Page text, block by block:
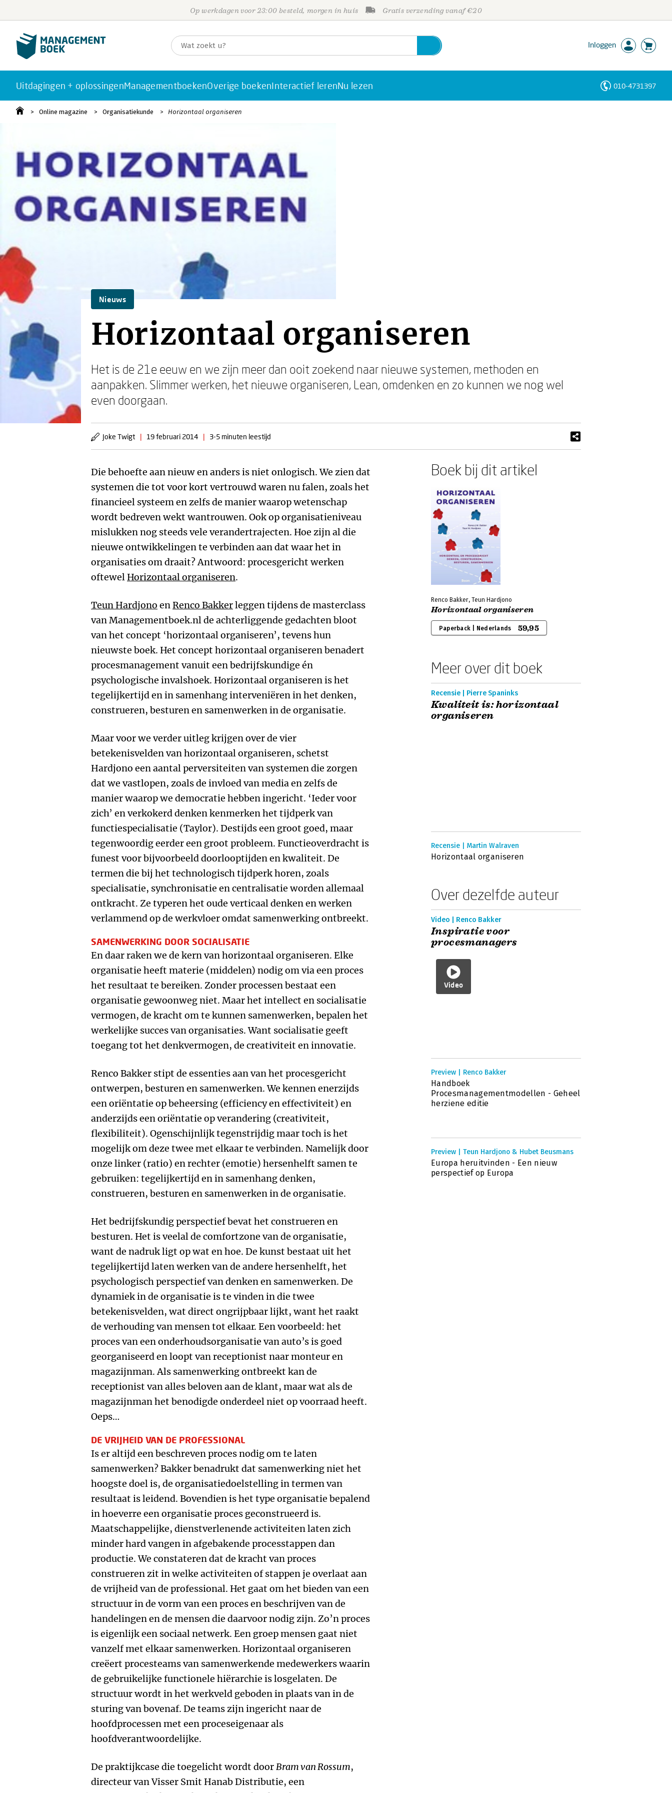
Op werkdagen voor 23:00 besteld, morgen in huis Gratis verzending vanaf €20
Inloggen
Uitdagingen + oplossingenManagementboekenOverige boekenInteractief lerenNu lezen 010-4731397
Online magazine Organisatiekunde Horizontaal organiseren
Nieuws
Horizontaal organiseren
Het is de 21e eeuw en we zijn meer dan ooit zoekend naar nieuwe systemen, methoden en
aanpakken. Slimmer werken, het nieuwe organiseren, Lean, omdenken en zo kunnen we nog wel
even doorgaan.
Joke Twigt | 19 februari 2014 | 3-5 minuten leestijd
Die behoefte aan nieuw en anders is niet onlogisch. We zien dat
systemen die tot voor kort vertrouwd waren nu falen, zoals het
financieel systeem en zelfs de manier waarop wetenschap
wordt bedreven wekt wantrouwen. Ook op organisatieniveau
mislukken nog steeds vele verandertrajecten. Hoe zijn al die
nieuwe ontwikkelingen te verbinden aan dat waar het in
organisaties om draait? Antwoord: procesgericht werken
oftewelHorizontaal organiseren.
Teun Hardjono enRenco Bakkerleggen tijdens de masterclass
van Managementboek.nl de achterliggende gedachten bloot
van het concept ‘horizontaal organiseren’, tevens hun
nieuwste boek. Het concept horizontaal organiseren benadert
procesmanagement vanuit een bedrijfskundige én
psychologische invalshoek. Horizontaal organiseren is het
tegelijkertijd en in samenhang interveniëren in het denken,
construeren, besturen en samenwerken in de organisatie.
Maar voor we verder uitleg krijgen over de vier
betekenisvelden van horizontaal organiseren, schetst
Hardjono een aantal perversiteiten van systemen die zorgen
dat we vastlopen, zoals de invloed van media en zelfs de
manier waarop we democratie hebben ingericht. ‘Ieder voor
zich’ en verkokerd denken kenmerken het tijdperk van
functiespecialisatie (Taylor). Destijds een groot goed, maar
tegenwoordig eerder een groot probleem. Functieoverdracht is
funest voor bijvoorbeeld doorlooptijden en kwaliteit. De
termen die bij het technologisch tijdperk horen, zoals
specialisatie, synchronisatie en centralisatie worden allemaal
ontkracht. Ze typeren het oude verticaal denken en werken
verlammend op de werkvloer omdat samenwerking ontbreekt.
SAMENWERKING DOOR SOCIALISATIE
En daar raken we de kern van horizontaal organiseren. Elke
organisatie heeft materie (middelen) nodig om via een proces
het resultaat te bereiken. Zonder processen bestaat een
organisatie gewoonweg niet. Maar het intellect en socialisatie
vermogen, de kracht om te kunnen samenwerken, bepalen het
werkelijke succes van organisaties. Want socialisatie geeft
toegang tot het denkvermogen, de creativiteit en innovatie.
Renco Bakker stipt de essenties aan van het procesgericht
ontwerpen, besturen en samenwerken. We kennen enerzijds
een oriëntatie op beheersing (efficiency en effectiviteit) en
anderzijds een oriëntatie op verandering (creativiteit,
flexibiliteit). Ogenschijnlijk tegenstrijdig maar toch is het
mogelijk om deze twee met elkaar te verbinden. Namelijk door
onze linker (ratio) en rechter (emotie) hersenhelft samen te
gebruiken: tegelijkertijd en in samenhang denken,
construeren, besturen en samenwerken in de organisatie.
Het bedrijfskundig perspectief bevat het construeren en
besturen. Het is veelal de comfortzone van de organisatie,
want de nadruk ligt op wat en hoe. De kunst bestaat uit het
tegelijkertijd laten werken van de andere hersenhelft, het
psychologisch perspectief van denken en samenwerken. De
dynamiek in de organisatie is te vinden in die twee
betekenisvelden, wat direct ongrijpbaar lijkt, want het raakt
de verhouding van mensen tot elkaar. Een voorbeeld: het
proces van een onderhoudsorganisatie van auto’s is goed
georganiseerd en loopt van receptionist naar monteur en
magazijnman. Als samenwerking ontbreekt kan de
receptionist van alles beloven aan de klant, maar wat als de
magazijnman het benodigde onderdeel niet op voorraad heeft.
Oeps…
DE VRIJHEID VAN DE PROFESSIONAL
Is er altijd een beschreven proces nodig om te laten
samenwerken? Bakker benadrukt dat samenwerking niet het
hoogste doel is, de organisatiedoelstelling in termen van
resultaat is leidend. Bovendien is het type organisatie bepalend
in hoeverre een organisatie proces geconstrueerd is.
Maatschappelijke, dienstverlenende activiteiten laten zich
minder hard vangen in afgebakende processtappen dan
productie. We constateren dat de kracht van proces
construeren zit in welke activiteiten of stappen je overlaat aan
de vrijheid van de professional. Het gaat om het bieden van een
structuur in de vorm van een proces en beschrijven van de
handelingen en de mensen die daarvoor nodig zijn. Zo’n proces
is eigenlijk een sociaal netwerk. Een groep mensen gaat niet
vanzelf met elkaar samenwerken. Horizontaal organiseren
creëert procesteams van samenwerkende medewerkers waarin
de gebruikelijke functionele hiërarchie is losgelaten. De
structuur wordt in het werkveld geboden in plaats van in de
sturing van bovenaf. De teams zijn ingericht naar de
hoofdprocessen met een proceseigenaar als
hoofdverantwoordelijke.
De praktijkcase die toegelicht wordt doorBram van Rossum,
directeur van Visser Smit Hanab Distributie, een
Boek bij dit artikel
Renco Bakker, Teun Hardjono
Horizontaal organiseren
Paperback | Nederlands 59,95
Meer over dit boek
Recensie | Pierre Spaninks
Kwaliteit is: horizontaal
organiseren
Recensie | Martin Walraven
Horizontaal organiseren
Over dezelfde auteur
Video | Renco Bakker
Inspiratie voor
procesmanagers
Video
Preview | Renco Bakker
Handboek
Procesmanagementmodellen - Geheel
herziene editie
Preview | Teun Hardjono & Hubet Beusmans
Europa heruitvinden - Een nieuw
perspectief op Europa
Personen